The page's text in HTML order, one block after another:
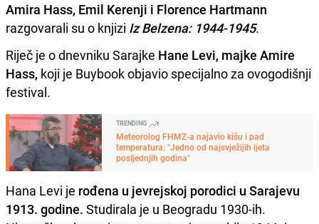
Amira Hass, Emil Kerenji i Florence Hartmann
razgovarali su o knjizi Iz Belzena: 1944-1945.
Riječ je o dnevniku Sarajke Hane Levi, majke Amire
Hass, koji je Buybook objavio specijalno za ovogodišnji
festival.
TRENDING
Meteorolog FHMZ-a najavio kišu i pad
temperatura: "Jedno od najsvježijih ljeta
posljednjih godina"
Hana Levi je rođena u jevrejskoj porodici u Sarajevu
1913. godine. Studirala je u Beogradu 1930-ih.